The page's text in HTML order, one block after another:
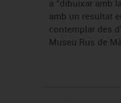
a “dibuixar amb
amb un resultat
contemplar des
Museu Rus de